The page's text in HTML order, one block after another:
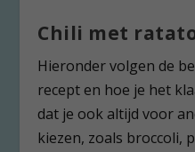
Chili met
Hieronder volgen de
recept en hoe je het
dat je ook altijd voor
kiezen, zoals broccoli,